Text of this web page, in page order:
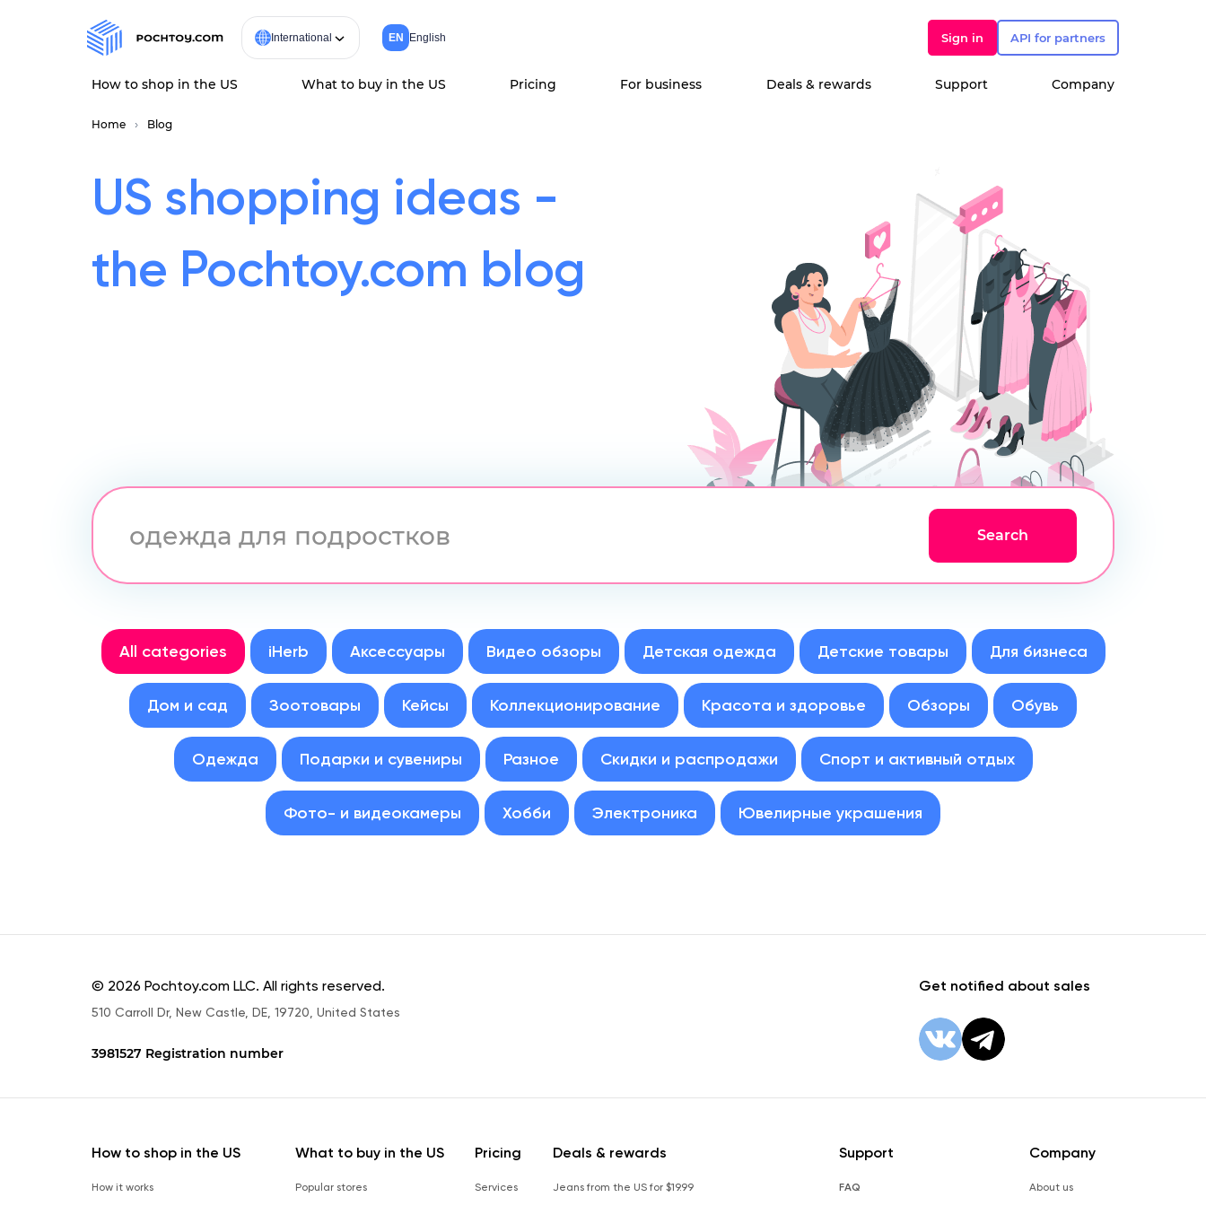
International EN English Sign in API for partners
How to shop in the US What to buy in the US Pricing For business Deals & rewards Support Company
Home Blog
US shopping ideas -
the Pochtoy.com blog
All categories iHerb Аксессуары Видео обзоры Детская одежда Детские товары Для бизнеса
Дом и сад Зоотовары Кейсы Коллекционирование Красота и здоровье Обзоры Обувь
Одежда Подарки и сувениры Разное Скидки и распродажи Спорт и активный отдых
Фото- и видеокамеры Хобби Электроника Ювелирные украшения
© 2026 Pochtoy.com LLC. All rights reserved.
510 Carroll Dr, New Castle, DE, 19720, United States
3981527 Registration number
Get notified about sales
How to shop in the US
How it works
What to buy in the US
Popular stores
Pricing
Services
Deals & rewards
Jeans from the US for $19.99
Support
FAQ
Company
About us